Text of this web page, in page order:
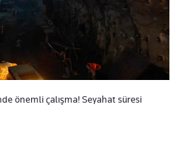
önemli çalışma! Seyahat süresi